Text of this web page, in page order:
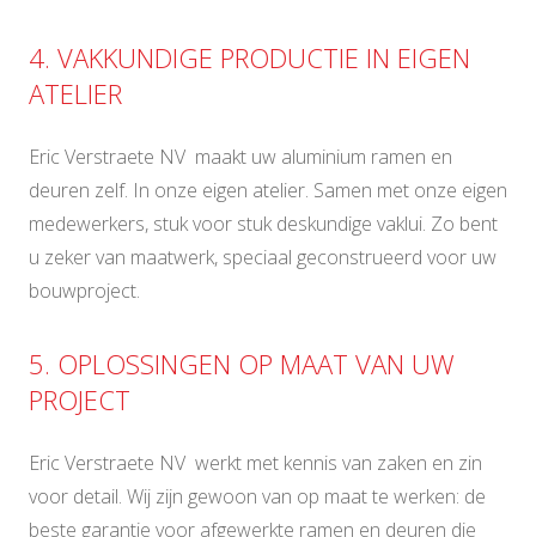
4. VAKKUNDIGE PRODUCTIE IN EIGEN
ATELIER
Eric Verstraete NV maakt uw aluminium ramen en
deuren zelf. In onze eigen atelier. Samen met onze eigen
medewerkers, stuk voor stuk deskundige vaklui. Zo bent
u zeker van maatwerk, speciaal geconstrueerd voor uw
bouwproject.
5. OPLOSSINGEN OP MAAT VAN UW
PROJECT
Eric Verstraete NV werkt met kennis van zaken en zin
voor detail. Wij zijn gewoon van op maat te werken: de
beste garantie voor afgewerkte ramen en deuren die